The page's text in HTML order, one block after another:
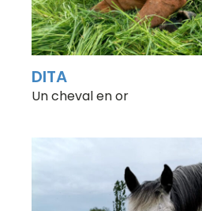
DITA
Un cheval en or